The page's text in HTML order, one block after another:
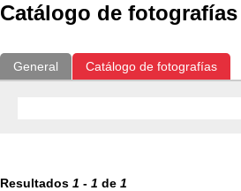
Catálogo de fotografías
General Catálogo de fotografías
Resultados 1 - 1 de 1